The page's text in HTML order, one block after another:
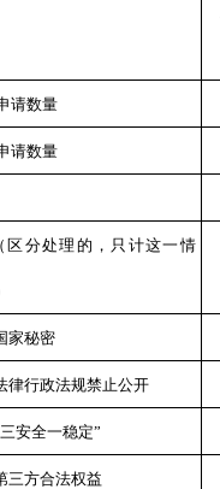
请数量
请数量
区分处理的，只计这一情
家秘密
律行政法规禁止公开
安全一稳定”
三方合法权益